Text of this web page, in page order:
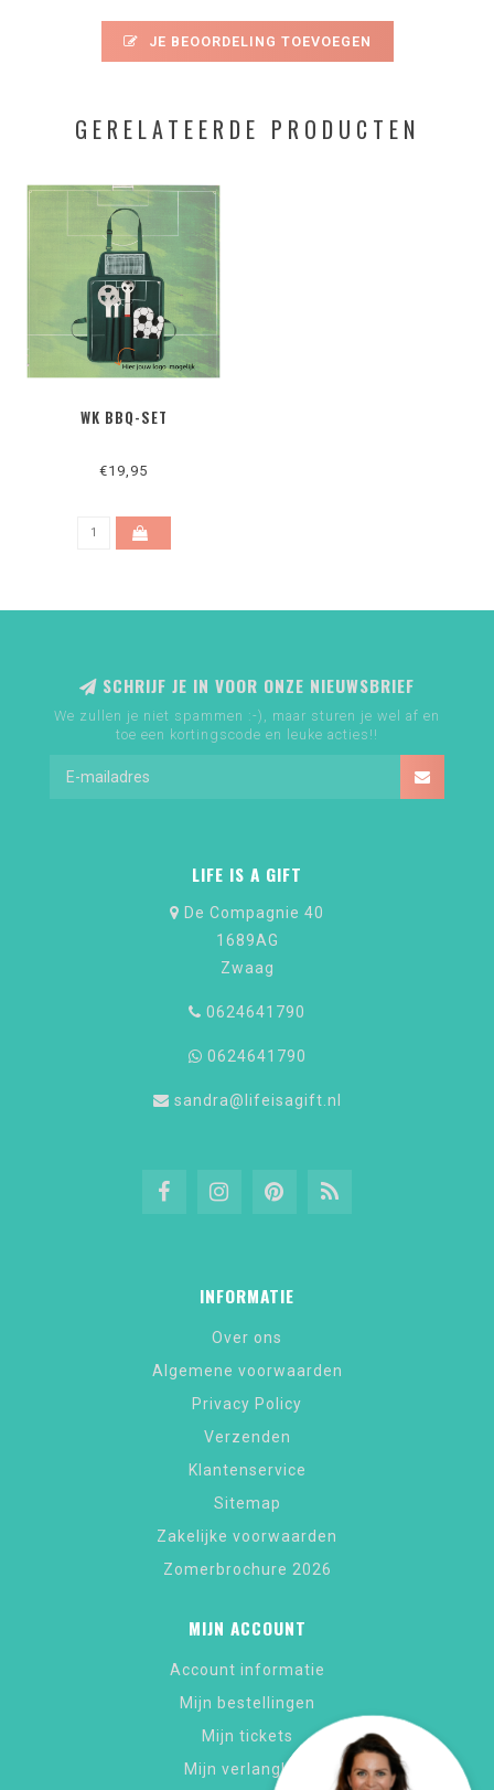
JE BEOORDELING TOEVOEGEN
GERELATEERDE PRODUCTEN
WK BBQ-SET
€19,95
SCHRIJF JE IN VOOR ONZE NIEUWSBRIEF
We zullen je niet spammen :-), maar sturen je wel af en
toe een kortingscode en leuke acties!!
LIFE IS A GIFT
De Compagnie 40
1689AG
Zwaag
0624641790
0624641790
sandra@lifeisagift.nl
INFORMATIE
Over ons
Algemene voorwaarden
Privacy Policy
Verzenden
Klantenservice
Sitemap
Zakelijke voorwaarden
Zomerbrochure 2026
MIJN ACCOUNT
Account informatie
Mijn bestellingen
Mijn tickets
Mijn verlanglijst